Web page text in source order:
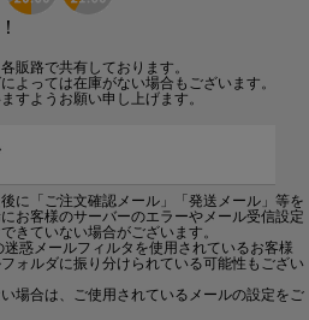
販路で共有しております。
よっては在庫がない場合もございます。
すようお願い申し上げます。
に「ご注文確認メール」「発送メール」等を
お客様のサーバーのエラーやメール受信設定
きていない場合がございます。
惑メールフィルタを使用されているお客様
ォルダに振り分けられている可能性もござい
場合は、ご使用されているメールの設定をご